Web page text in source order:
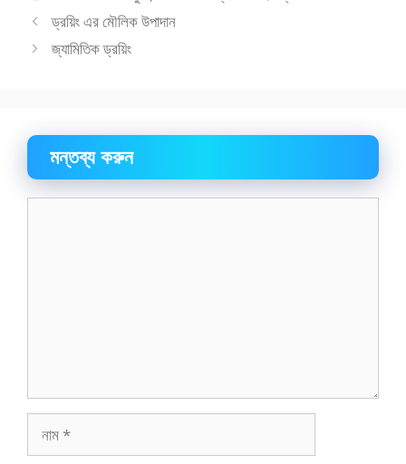
সমূহ
ড্রয়িং এর মৌলিক উপাদান
জ্যামিতিক ড্রয়িং
মন্তব্য করুন